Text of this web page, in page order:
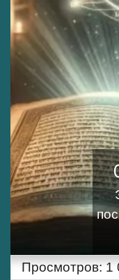
Просмотров: 1